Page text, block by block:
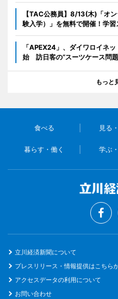
【TAC公務員】8/13(木)「オ
験入学）」を無料で開催！学習
「APEX24」、ダイワロイネ
始 訪日客の“スーツケース問
もっと
食べる 見る
暮らす・働く 学ぶ
立川経済新聞について
プレスリリース・情報提供はこちら
アクセスデータの利用について
お問い合わせ